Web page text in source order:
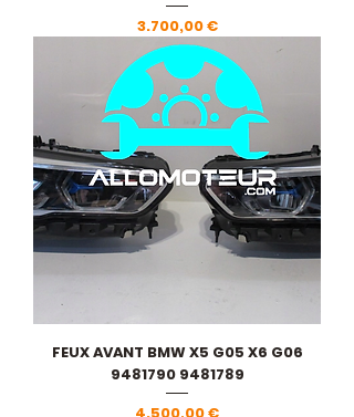
Pris
3.700,00 €
FEUX AVANT BMW X5 G05 X6 G06
9481790 9481789
Pris